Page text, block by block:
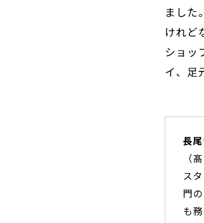
ました
けれど
ショッ
イ、足
長
（
ス
門
も務